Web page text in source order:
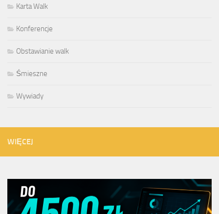
Karta Walk
Konferencje
Obstawianie walk
Śmieszne
Wywiady
WIĘCEJ